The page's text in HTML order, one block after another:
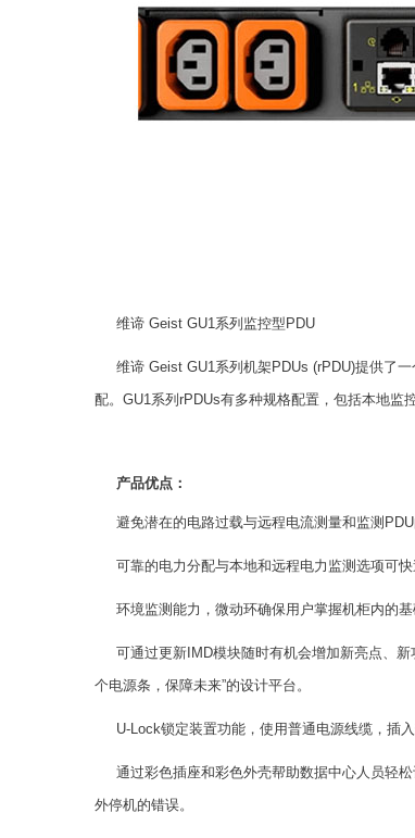
维谛 Geist GU1系列监控型PDU
维谛 Geist GU1系列机架PDUs (rPDU)提供了
配。GU1系列rPDUs有多种规格配置，包括本地监
产品优点：
避免潜在的电路过载与远程电流测量和监测PDU
可靠的电力分配与本地和远程电力监测选项可
环境监测能力，微动环确保用户掌握机柜内的基
可通过更新IMD模块随时有机会增加新亮点、
个电源条，保障未来”的设计平台。
U-Lock锁定装置功能，使用普通电源线缆，插
通过彩色插座和彩色外壳帮助数据中心人员轻
外停机的错误。